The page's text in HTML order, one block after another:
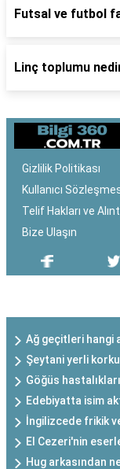
Futsal ve futbol
Linç toplumu
Gizlilik Politikası
Kullanıcı
Telif Hakları ve
Bize Ulaşın
Ağ geçitleri hangi
Şeytani yerli
Göğüs
Edebiyatta isim
İngilizcede frikik
El Cezeri'nin
Hug arkasından